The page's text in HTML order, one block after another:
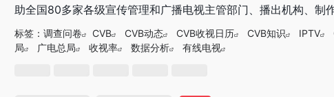
助全国80多家各级宣传管理和广播电视主管部门、播出机构、制
标签： 调查问卷 CVB CVB动态 CVB收视日历 CVB知识 IPTV
局
广电总局 收视率 数据分析 有线电视